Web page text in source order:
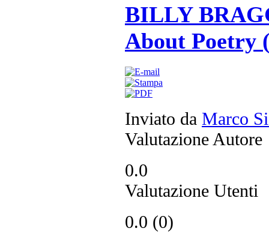
BILLY
About Poetry
Inviato da Marco
Valutazione Autore
0.0
Valutazione Utenti
0.0 (0)